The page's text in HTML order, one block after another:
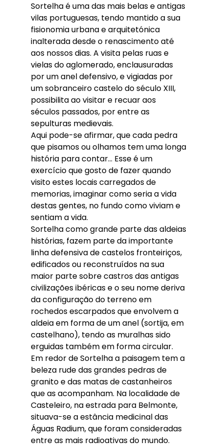
Sortelha é uma das mais belas e antigas
vilas portuguesas, tendo mantido a sua
fisionomia urbana e arquitetónica
inalterada desde o renascimento até
aos nossos dias. A visita pelas ruas e
vielas do aglomerado, enclausuradas
por um anel defensivo, e vigiadas por
um sobranceiro castelo do século XIII,
possibilita ao visitar e recuar aos
séculos passados, por entre as
sepulturas medievais.
Aqui pode-se afirmar, que cada pedra
que pisamos ou olhamos tem uma longa
história para contar… Esse é um
exercício que gosto de fazer quando
visito estes locais carregados de
memorias, imaginar como seria a vida
destas gentes, no fundo como viviam e
sentiam a vida.
Sortelha como grande parte das aldeias
histórias, fazem parte da importante
linha defensiva de castelos fronteiriços,
edificados ou reconstruídos na sua
maior parte sobre castros das antigas
civilizações ibéricas e o seu nome deriva
da configuração do terreno em
rochedos escarpados que envolvem a
aldeia em forma de um anel (sortija, em
castelhano), tendo as muralhas sido
erguidas também em forma circular.
Em redor de Sortelha a paisagem tem a
beleza rude das grandes pedras de
granito e das matas de castanheiros
que as acompanham. Na localidade de
Casteleiro, na estrada para Belmonte,
situava-se a estância medicinal das
Águas Radium, que foram consideradas
entre as mais radioativas do mundo.